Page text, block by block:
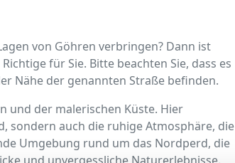
von Göhren verbringen? Dann ist
für Sie. Bitte beachten Sie, dass es
Nähe der genannten Straße befinden.
und der malerischen Küste. Hier
sondern auch die ruhige Atmosphäre, die
Umgebung rund um das Nordperd, die